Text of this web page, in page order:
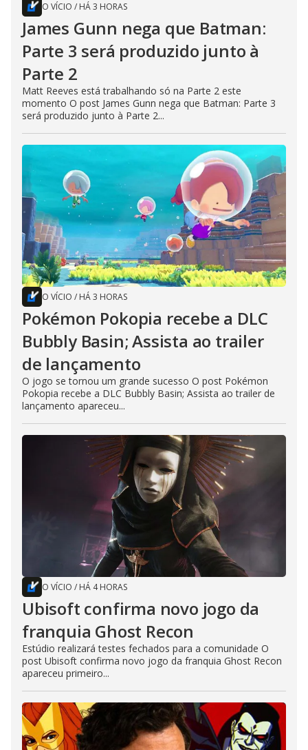
O VÍCIO / HÁ 3 HORAS
James Gunn nega que Batman:
Parte 3 será produzido junto à
Parte 2
Matt Reeves está trabalhando só na Parte 2 este
momento O post James Gunn nega que Batman: Parte 3
será produzido junto à Parte 2...
O VÍCIO / HÁ 3 HORAS
Pokémon Pokopia recebe a DLC
Bubbly Basin; Assista ao trailer
de lançamento
O jogo se tornou um grande sucesso O post Pokémon
Pokopia recebe a DLC Bubbly Basin; Assista ao trailer de
lançamento apareceu...
O VÍCIO / HÁ 4 HORAS
Ubisoft confirma novo jogo da
franquia Ghost Recon
Estúdio realizará testes fechados para a comunidade O
post Ubisoft confirma novo jogo da franquia Ghost Recon
apareceu primeiro...